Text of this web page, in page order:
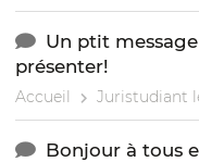
Un ptit
présenter!
Accueil Juristudiant
Bonjour à tous